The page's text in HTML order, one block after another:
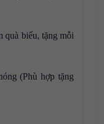
quà biếu, tặng mỗi
(Phù hợp tặng